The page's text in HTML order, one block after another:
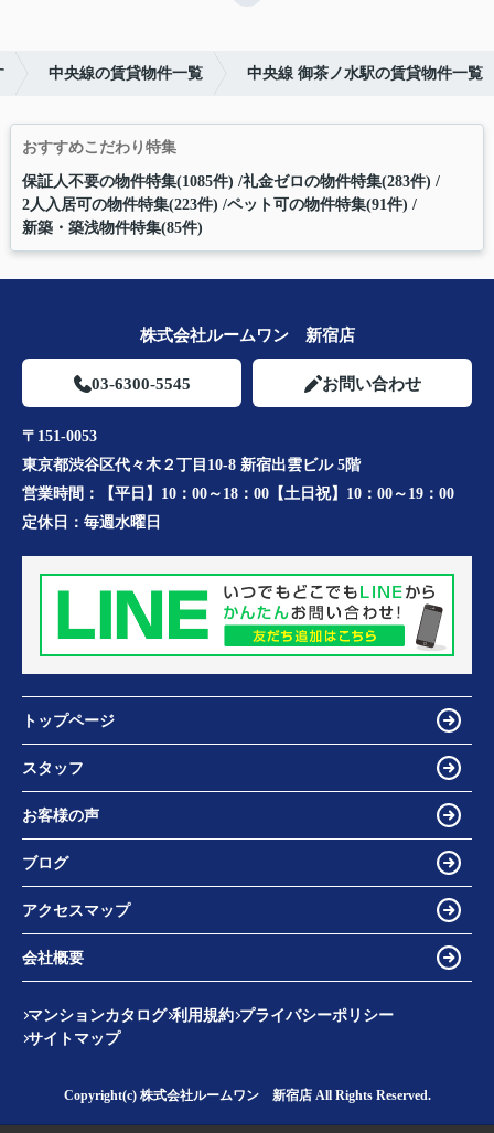
中央線の賃貸物件一覧 中央線 御茶ノ水駅の賃貸物件一覧
おすすめこだわり特集
保証人不要の物件特集(1085件) 礼金ゼロの物件特集(283件)
2人入居可の物件特集(223件) ペット可の物件特集(91件)
新築・築浅物件特集(85件)
株式会社ルームワン 新宿店
03-6300-5545 お問い合わせ
〒151-0053
東京都渋谷区代々木２丁目10-8 新宿出雲ビル 5階
営業時間：
【平日】10：00～18：00【土日祝】10：00～19：00
定休日： 毎週水曜日
トップページ
スタッフ
お客様の声
ブログ
アクセスマップ
会社概要
マンションカタログ 利用規約 プライバシーポリシー
サイトマップ
Copyright(c) 株式会社ルームワン 新宿店 All Rights Reserved.